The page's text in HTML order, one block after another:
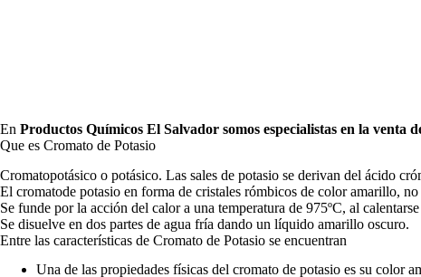
En Productos Químicos El Salvador somos especialistas en la venta
Que es Cromato de Potasio
Cromatopotásico o potásico. Las sales de potasio se derivan del ácido
El cromatode potasio en forma de cristales rómbicos de color amarillo,
Se funde por la acción del calor a una temperatura de 975ºC, al
Se disuelve en dos partes de agua fría dando un líquido amarillo oscuro.
Entre las características de Cromato de Potasio se encuentran
Una de las propiedades físicas del cromato de potasio es su color